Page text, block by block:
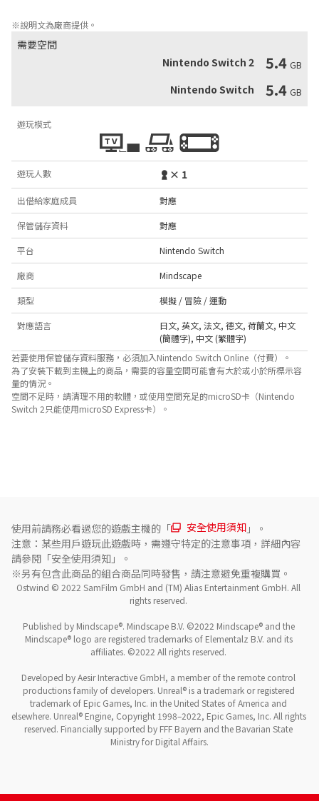
※說明文為廠商提供。
需要空間
Nintendo Switch 2
5.4 GB
Nintendo Switch 5.4 GB
遊玩模式
遊玩人數 × 1
出借給家庭成員 對應
保管儲存資料 對應
平台 Nintendo Switch
廠商 Mindscape
類型 模擬 / 冒險 / 運動
對應語言 日文, 英文, 法文, 德文, 荷蘭文, 中文
(簡體字), 中文 (繁體字)
若要使用保管儲存資料服務，必須加入Nintendo Switch Online（付費）。
為了安裝下載到主機上的商品，需要的容量空間可能會有大於或小於所標示容
量的情況。
空間不足時，請清理不用的軟體，或使用空間充足的microSD卡（Nintendo
Switch 2只能使用microSD Express卡）。
使用前請務必看過您的遊戲主機的「 安全使用須知 」。
注意：某些用戶遊玩此遊戲時，需遵守特定的注意事項，詳細內容
請參閱「安全使用須知」。
※另有包含此商品的組合商品同時發售，請注意避免重複購買。
Ostwind © 2022 SamFilm GmbH and (TM) Alias Entertainment GmbH. All
rights reserved.
Published by Mindscape®. Mindscape B.V. ©2022 Mindscape® and the
Mindscape® logo are registered trademarks of Elementalz B.V. and its
affiliates. ©2022 All rights reserved.
Developed by Aesir Interactive GmbH, a member of the remote control
productions family of developers. Unreal® is a trademark or registered
trademark of Epic Games, Inc. in the United States of America and
elsewhere. Unreal® Engine, Copyright 1998–2022, Epic Games, Inc. All rights
reserved. Financially supported by FFF Bayern and the Bavarian State
Ministry for Digital Affairs.